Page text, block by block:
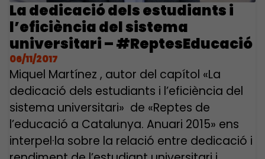
La dedicació dels estudiants i
l’eficiència del sistema
universitari – #ReptesEducació
06/11/2017
Miquel Martínez , autor del capítol «La
dedicació dels estudiants i l’eficiència del
sistema universitari» de «Reptes de
l’educació a Catalunya. Anuari 2015» ens
interpel·la sobre la relació entre dedicació i